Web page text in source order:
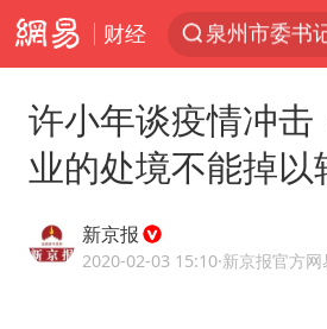
财经
“秋天的第一
许小年谈疫情冲击
业的处境不能掉以
新京报
2020-02-03 15:10·新京报官方